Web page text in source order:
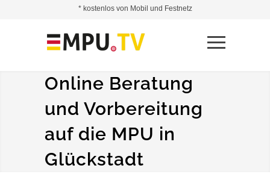
Online Beratung
und Vorbereitung
auf die MPU in
Glückstadt
* kostenlos von Mobil und Festnetz